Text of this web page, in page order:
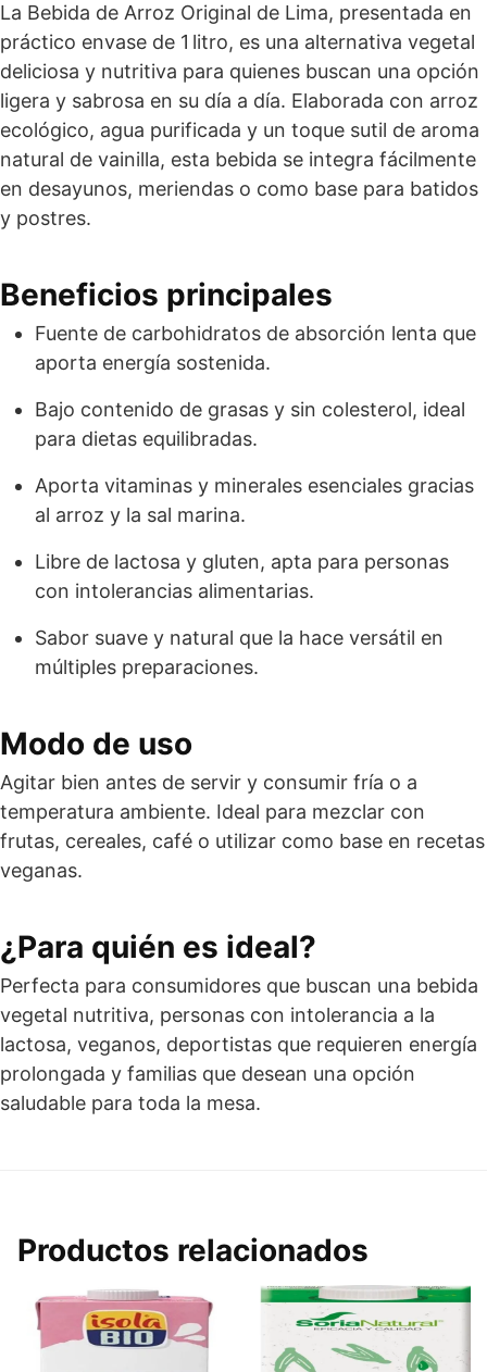
La Bebida de Arroz Original de Lima, presentada en
práctico envase de 1 litro, es una alternativa vegetal
deliciosa y nutritiva para quienes buscan una opción
ligera y sabrosa en su día a día. Elaborada con arroz
ecológico, agua purificada y un toque sutil de aroma
natural de vainilla, esta bebida se integra fácilmente
en desayunos, meriendas o como base para batidos
y postres.
Beneficios principales
Fuente de carbohidratos de absorción lenta que
aporta energía sostenida.
Bajo contenido de grasas y sin colesterol, ideal
para dietas equilibradas.
Aporta vitaminas y minerales esenciales gracias
al arroz y la sal marina.
Libre de lactosa y gluten, apta para personas
con intolerancias alimentarias.
Sabor suave y natural que la hace versátil en
múltiples preparaciones.
Modo de uso
Agitar bien antes de servir y consumir fría o a
temperatura ambiente. Ideal para mezclar con
frutas, cereales, café o utilizar como base en recetas
veganas.
¿Para quién es ideal?
Perfecta para consumidores que buscan una bebida
vegetal nutritiva, personas con intolerancia a la
lactosa, veganos, deportistas que requieren energía
prolongada y familias que desean una opción
saludable para toda la mesa.
Productos relacionados